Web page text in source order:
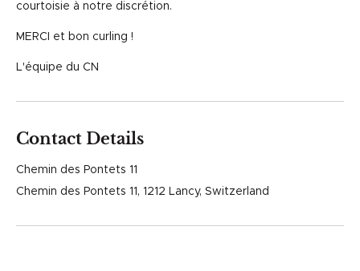
courtoisie à notre discrétion.
MERCI et bon curling !
L'équipe du CN
Contact Details
Chemin des Pontets 11
Chemin des Pontets 11, 1212 Lancy, Switzerland